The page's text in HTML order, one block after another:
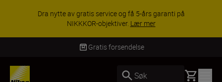
ACCESSORY SAVINGS | Få 15 % rabatt på
utvalgt tilbehør, gjør fotoutstyret komplett i dag.
KJØP NÅ
Gratis forsendelse
Søk Basket